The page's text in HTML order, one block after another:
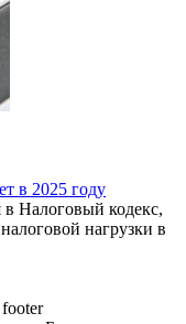
в 2025 году
Налоговый кодекс,
нагрузки в